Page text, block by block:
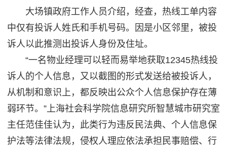
大场镇政府工作人员介绍，经查，热线工单内容
中仅有投诉人姓氏和手机号码。因是小区邻里，被投
诉人以此推测出投诉人身份及住址。
“一名物业经理可以轻而易举地获取12345热线投
诉人的个人信息，又以截图的形式发送给被投诉人，
从机制和意识上，都反映出公众个人信息保护存在薄
弱环节。”上海社会科学院信息研究所智慧城市研究室
主任范佳佳认为，此类行为违反民法典、个人信息保
护法等法律法规，侵权人理应依法承担民事赔偿、行